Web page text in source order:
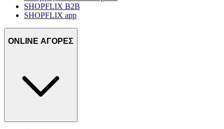
SHOPFLIX B2B
SHOPFLIX app
ONLINE ΑΓΟΡΕΣ